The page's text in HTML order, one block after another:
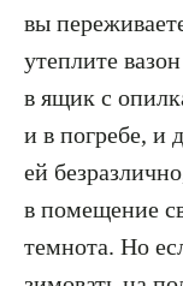
вы
утеплите
в ящик с
и в погребе, и
ей
в помещение
темнота. Но